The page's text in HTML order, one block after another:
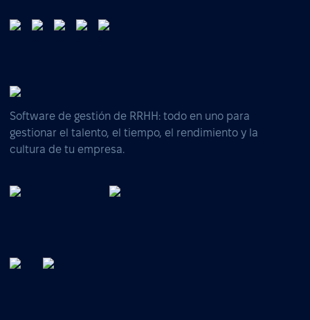
Software de gestión de RRHH: todo en uno para
gestionar el talento, el tiempo, el rendimiento y la
cultura de tu empresa.